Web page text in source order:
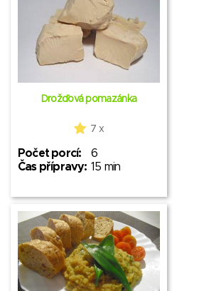
Drožďová pomazánka
7 x
Počet porcí:
6
Čas přípravy: 15 min